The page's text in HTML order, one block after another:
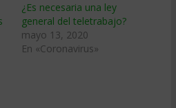
¿Es necesaria una ley
general del teletrabajo?
mayo 13, 2020
En «Coronavirus»